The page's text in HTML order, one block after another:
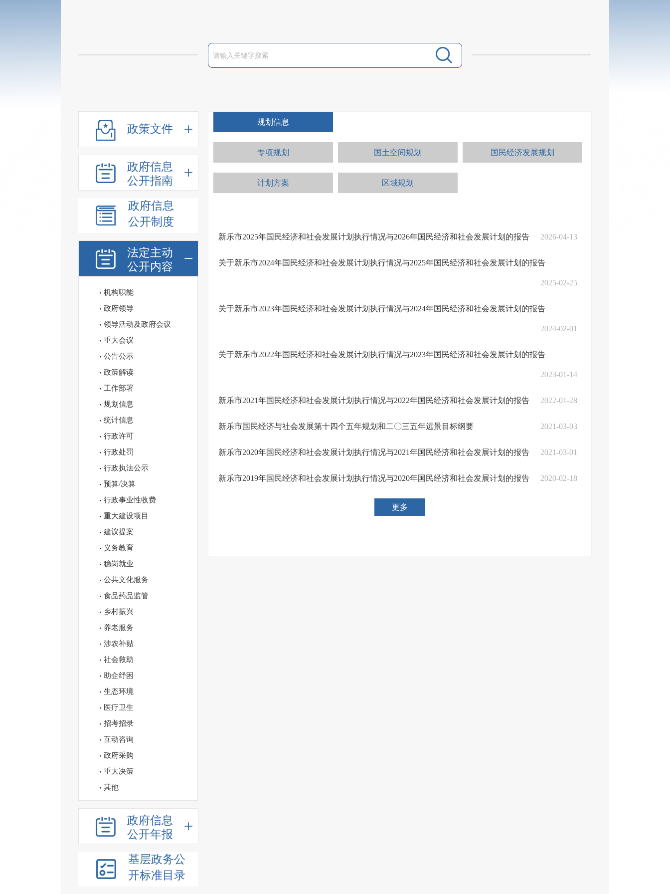
政策文件
政府信息
公开指南
政府信息
公开制度
法定主动
公开内容
机构职能
政府领导
领导活动及政府会议
重大会议
公告公示
政策解读
工作部署
规划信息
统计信息
行政许可
行政处罚
行政执法公示
预算/决算
行政事业性收费
重大建设项目
建议提案
义务教育
稳岗就业
公共文化服务
食品药品监管
乡村振兴
养老服务
涉农补贴
社会救助
助企纾困
生态环境
医疗卫生
招考招录
互动咨询
政府采购
重大决策
其他
政府信息
公开年报
基层政务公
开标准目录
规划信息
专项规划 国土空间规划 国民经济发展规划
计划方案 区域规划
新乐市2025年国民经济和社会发展计划执行情况与2026年国民经济和社会发展计划的报告 2026-04-13
关于新乐市2024年国民经济和社会发展计划执行情况与2025年国民经济和社会发展计划的报告
2025-02-25
关于新乐市2023年国民经济和社会发展计划执行情况与2024年国民经济和社会发展计划的报告
2024-02-01
关于新乐市2022年国民经济和社会发展计划执行情况与2023年国民经济和社会发展计划的报告
2023-01-14
新乐市2021年国民经济和社会发展计划执行情况与2022年国民经济和社会发展计划的报告 2022-01-28
新乐市国民经济与社会发展第十四个五年规划和二〇三五年远景目标纲要 2021-03-03
新乐市2020年国民经济和社会发展计划执行情况与2021年国民经济和社会发展计划的报告 2021-03-01
新乐市2019年国民经济和社会发展计划执行情况与2020年国民经济和社会发展计划的报告 2020-02-18
更多